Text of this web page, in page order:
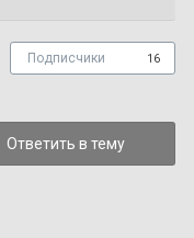
Подписчики 16
Ответить в тему